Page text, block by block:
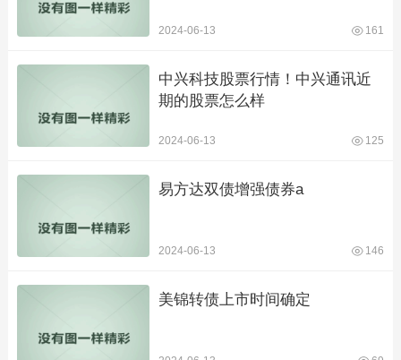
2024-06-13 161
中兴科技股票行情！中兴通讯近
期的股票怎么样
2024-06-13 125
易方达双债增强债券a
2024-06-13 146
美锦转债上市时间确定